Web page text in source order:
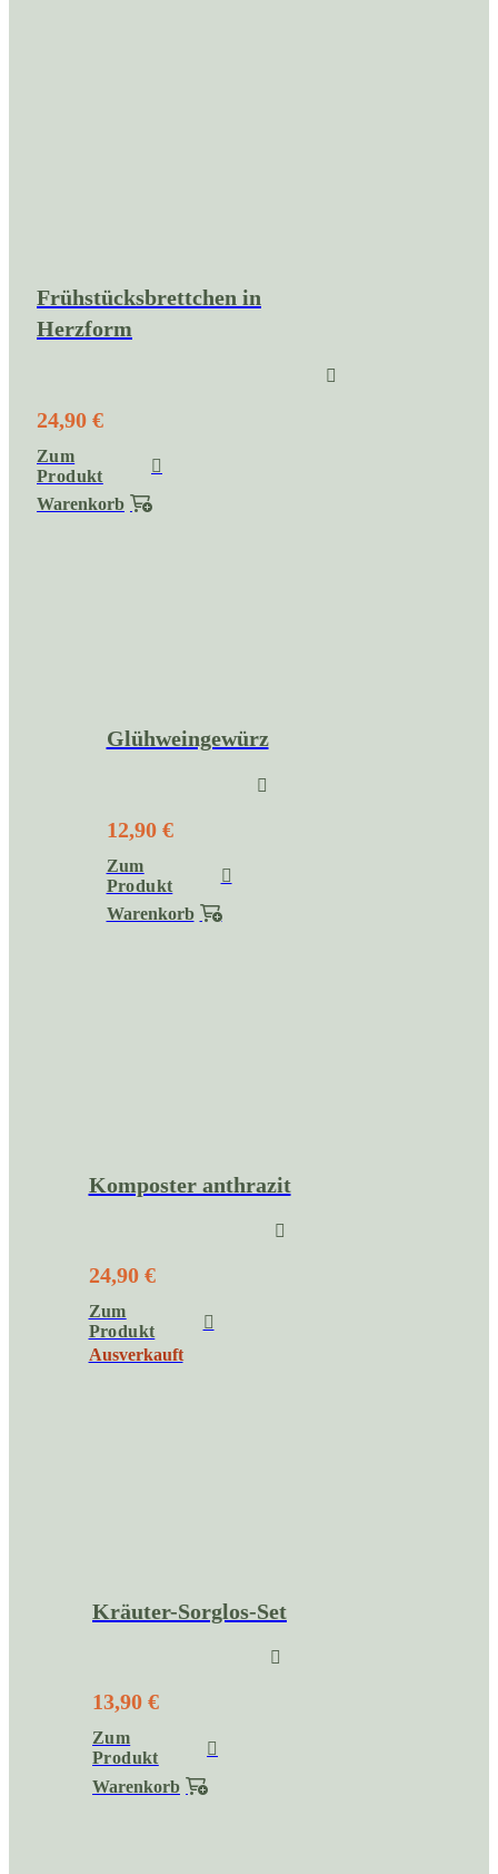
Frühstücksbrettchen in
Herzform
24,90 €
Zum
Produkt
Warenkorb
Glühweingewürz
12,90 €
Zum
Produkt
Warenkorb
Komposter anthrazit
24,90 €
Zum
Produkt
Ausverkauft
Kräuter-Sorglos-Set
13,90 €
Zum
Produkt
Warenkorb